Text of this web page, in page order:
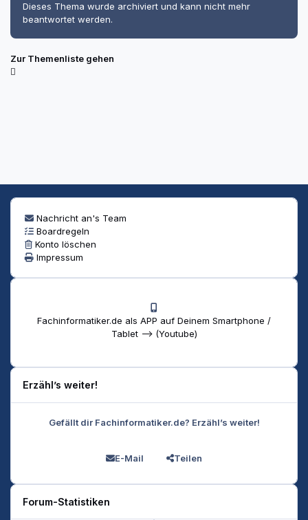
Dieses Thema wurde archiviert und kann nicht mehr
beantwortet werden.
Zur Themenliste gehen
Nachricht an's Team
Boardregeln
Konto löschen
Impressum
Fachinformatiker.de als APP auf Deinem Smartphone /
Tablet --> (Youtube)
Erzähl’s weiter!
Gefällt dir Fachinformatiker.de? Erzähl’s weiter!
E-Mail Teilen
Forum-Statistiken